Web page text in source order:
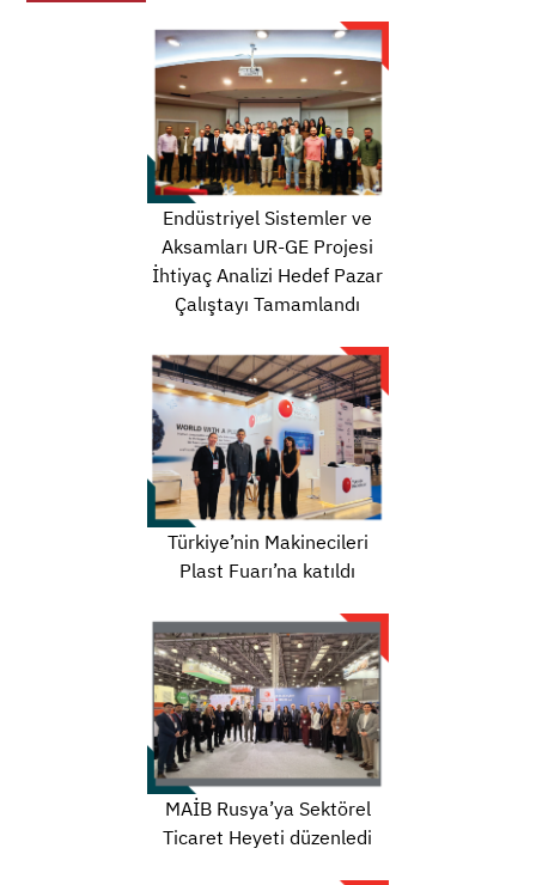
Endüstriyel Sistemler ve
Aksamları UR-GE Projesi
İhtiyaç Analizi Hedef Pazar
Çalıştayı Tamamlandı
Türkiye’nin Makinecileri
Plast Fuarı’na katıldı
MAİB Rusya’ya Sektörel
Ticaret Heyeti düzenledi